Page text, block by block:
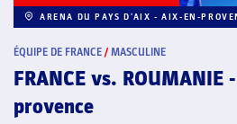
en-
LDLC ARENA - LYON-
ÉQUIPE DE FRANCE
FRANCE vs.